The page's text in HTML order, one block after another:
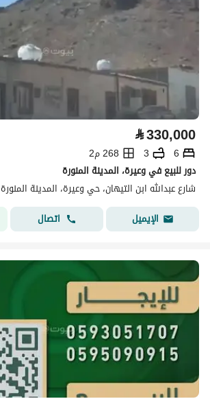
⃁330,000
6
3
268 م2
دور للبيع في وعيرة، المدينة المنورة
شارع عبدالله ابن التيهان، حي وعيرة، المدينة المنورة
الإيميل
اتصال